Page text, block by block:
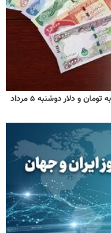
قیمت دینار عراق امروز + نرخ ارز اربعین دولتی به تومان و دلار دوشنبه ۵ مرداد